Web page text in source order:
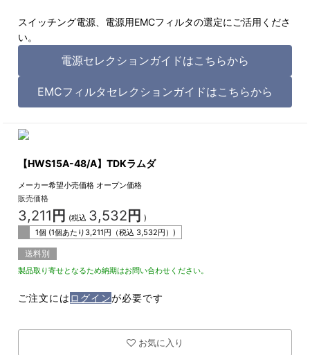
スイッチング電源、電源用EMCフィルタの選定にご活用くださ
い。
電源セレクションガイドはこちらから
EMCフィルタセレクションガイドはこちらから
【HWS15A-48/A】TDKラムダ
メーカー希望小売価格 オープン価格
販売価格
3,211 円 (税込 3,532 円 )
1個 (1個あたり 3,211円（税込 3,532円）)
送料別
製品取り寄せとなるため納期はお問い合わせください。
ご注文には ログインが必要です
お気に入り